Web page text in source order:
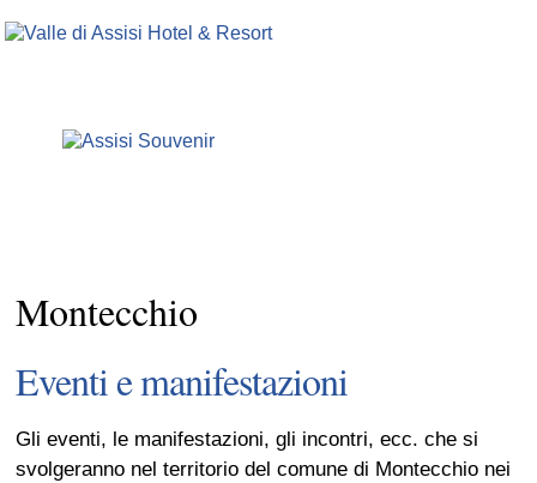
Montecchio
Eventi e manifestazioni
Gli eventi, le manifestazioni, gli incontri, ecc. che si
svolgeranno nel territorio del comune di Montecchio nei